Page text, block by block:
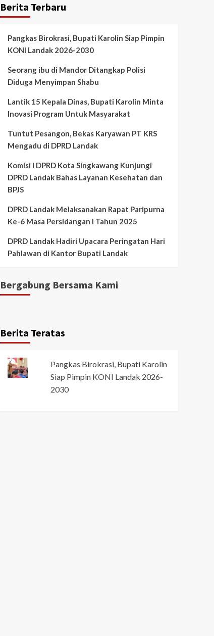
Berita Terbaru
Pangkas Birokrasi, Bupati Karolin Siap Pimpin
KONI Landak 2026-2030
Seorang ibu di Mandor Ditangkap Polisi
Diduga Menyimpan Shabu
Lantik 15 Kepala Dinas, Bupati Karolin Minta
Inovasi Program Untuk Masyarakat
Tuntut Pesangon, Bekas Karyawan PT KRS
Mengadu di DPRD Landak
Komisi I DPRD Kota Singkawang Kunjungi
DPRD Landak Bahas Layanan Kesehatan dan
BPJS
DPRD Landak Melaksanakan Rapat Paripurna
Ke-6 Masa Persidangan I Tahun 2025
DPRD Landak Hadiri Upacara Peringatan Hari
Pahlawan di Kantor Bupati Landak
Bergabung Bersama Kami
Berita Teratas
Pangkas Birokrasi, Bupati Karolin
Siap Pimpin KONI Landak 2026-
2030